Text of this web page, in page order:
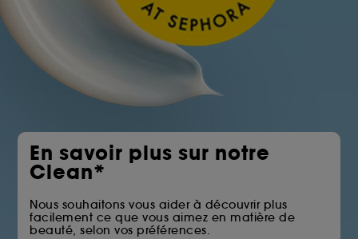
En savoir plus sur notre
Clean*
Nous souhaitons vous aider à découvrir plus
facilement ce que vous aimez en matière de
beauté, selon vos préférences.